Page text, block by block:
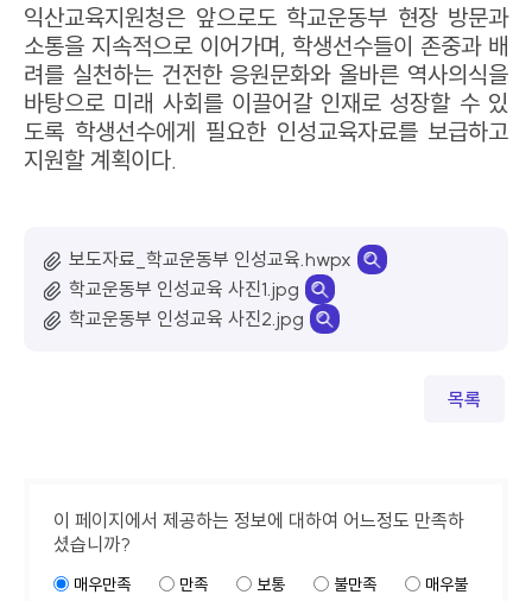
익산교육지원청은 앞으로도 학교운동부 현장 방문과
소통을 지속적으로 이어가며, 학생선수들이 존중과 배
려를 실천하는 건전한 응원문화와 올바른 역사의식을
바탕으로 미래 사회를 이끌어갈 인재로 성장할 수 있
도록 학생선수에게 필요한 인성교육자료를 보급하고
지원할 계획이다.
보도자료_학교운동부 인성교육.hwpx
학교운동부 인성교육 사진1.jpg
학교운동부 인성교육 사진2.jpg
목록
이 페이지에서 제공하는 정보에 대하여 어느정도 만족하
셨습니까?
매우만족 만족 보통 불만족
매우불